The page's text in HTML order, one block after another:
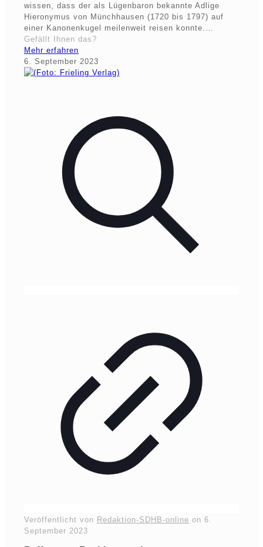
wissen, dass der als Lügenbaron bekannte Adlige
Hieronymus von Münchhausen (1720 bis 1797) auf
einer Kanonenkugel meilenweit reisen konnte.…
Gefällt Ihnen das?
Mehr erfahren
6. September 2023
Veröffentlicht von Redaktion-SDHB-online on 6.
September 2023